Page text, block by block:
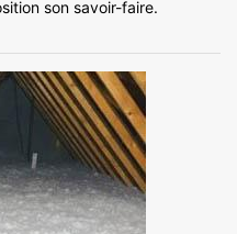
son savoir-faire.